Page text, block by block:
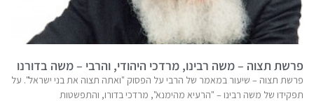
פרשת תצוה – משה רבינו, מרדכי היהודי, והרבי – משה בדורנו
פרשת תצוה – שיעור במאמר של הרבי על הפסוק "ואתה תצוה את בני ישראל". על
תפקידו של משה רבינו – "הרעיא מהימנא", מרדכי בדורו, והתפשטות